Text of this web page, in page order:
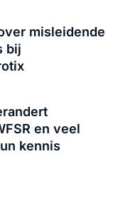
misleidende
bij
en veel
kennis